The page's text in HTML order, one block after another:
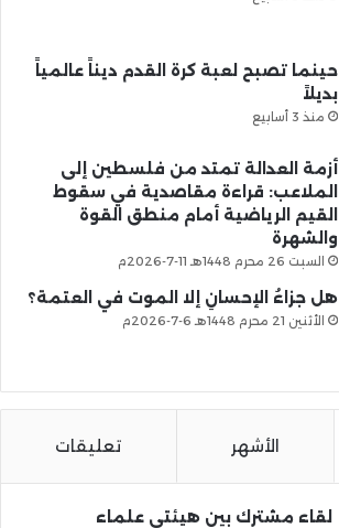
حينما تصبح لعبة كرة القدم ديناً عالمياً
بديلاً
منذ 3 أسابيع
أزمة العدالة تمتد من فلسطين إلى
الملاعب: قراءة مقاصدية في سقوط
القيم الرياضية أمام منطق القوة
والشهرة
السبت 26 محرم 1448هـ 11-7-2026م
هل جزاءُ الإحسانِ إلا الموت في العتمة؟
الأثنين 21 محرم 1448هـ 6-7-2026م
الأشهر تعليقات
لقاء مشترك بين هيئتي علماء